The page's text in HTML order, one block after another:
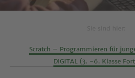
Scratch – Programmieren für
DIGITAL (3. -6. Klasse